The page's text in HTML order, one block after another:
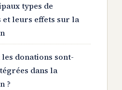
types de
et leurs effets sur la
les donations sont-
dans la
?